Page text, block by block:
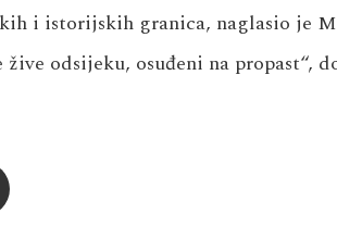
i istorijskih granica, naglasio je
odsijeku, osuđeni na propast“,